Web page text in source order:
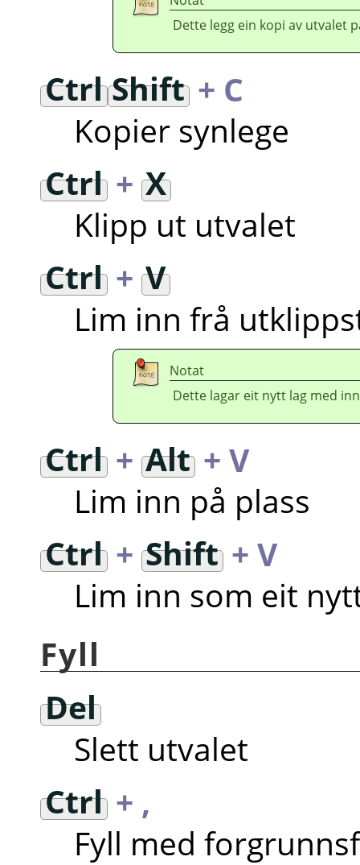
Dette legg ein kopi av utvalet
Ctrl Shift + C
Kopier synlege
Ctrl+ X
Klipp ut utvalet
Ctrl+ V
Lim inn frå
Notat
Dette lagar eit nytt lag med
Ctrl+ Alt + V
Lim inn på plass
Ctrl+ Shift + V
Lim inn som eit
Fyll
Del
Slett utvalet
Ctrl+ ,
Fyll med